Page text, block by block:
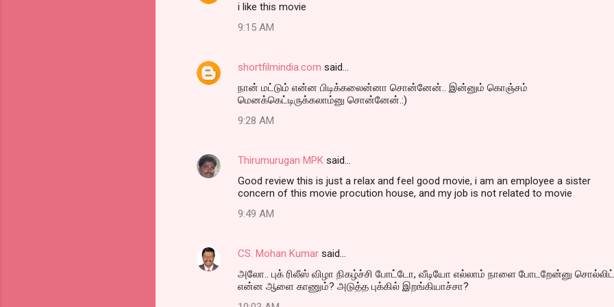
i like this movie
9:15 AM
shortfilmindia.com said…
நான் மட்டும் என்ன பிடிக்கலைன்னா சொன்னேன்.. இன்னும் கொஞ்சம்
மெனக்கெட்டிருக்கலாம்னு சொன்னேன்.:)
9:28 AM
Thirumurugan MPK said…
Good review this is just a relax and feel good movie, i am an employee a sister
concern of this movie procution house, and my job is not related to movie
9:49 AM
CS. Mohan Kumar said…
அலோ.. புக் ரிலீஸ் விழா நிகழ்ச்சி போட்டோ, வீடியோ எல்லாம் நாளை போடறேன்னு
என்ன ஆளை காணும்? அடுத்த புக்கில் இறங்கியாச்சா?